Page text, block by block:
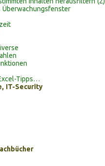
Tipps…
IT-Security